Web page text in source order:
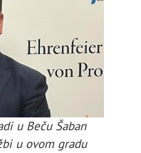
u Beču Šaban
u ovom gradu